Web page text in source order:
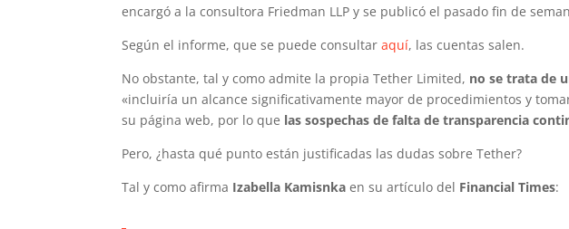
encargó a la consultora Friedman LLP y se publicó el pasado fin de
Según el informe, que se puede consultaraquí, las cuentas salen.
No obstante, tal y como admite la propia Tether Limited, no se trata de
«incluiría un alcance significativamente mayor de procedimientos y
su página web, por lo que las sospechas de falta de transparencia
Pero, ¿hasta qué punto están justificadas las dudas sobre Tether?
Tal y como afirma Izabella Kamisnka en su artículo del Financial Times: